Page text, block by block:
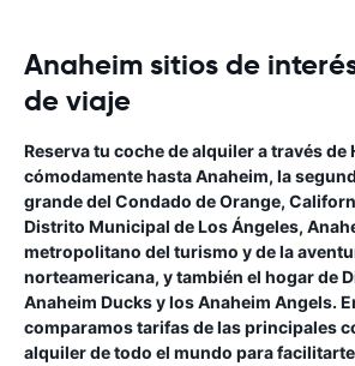
Anaheim sitios de
de viaje
Reserva tu coche de alquiler a través de
cómodamente hasta Anaheim, la
grande del Condado de Orange,
Distrito Municipal de Los Ángeles,
metropolitano del turismo y de la
norteamericana, y también el hogar de
Anaheim Ducks y los Anaheim Angels.
comparamos tarifas de las principales
alquiler de todo el mundo para